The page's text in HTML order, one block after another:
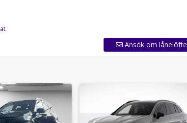
Ansök om lånelöfte